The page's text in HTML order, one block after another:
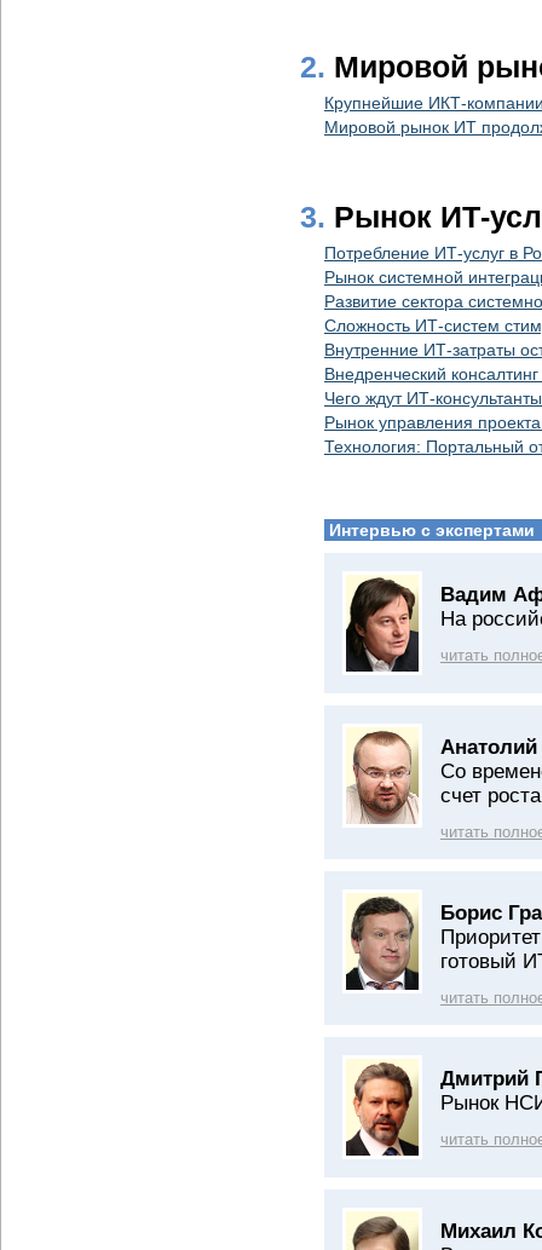
2. Мировой
Крупнейшие ИКТ-
Мировой рынок ИТ
3. Рынок ИТ-
Потребление ИТ-услуг в
Рынок системной
Развитие сектора
Сложность ИТ-систем
Внутренние ИТ-затраты
Внедренческий
Чего ждут ИТ-
Рынок управления
Технология: Портальный
Интервью с экспертами
Вадим
На
читать
Со
счет
читать
Борис
готовый
читать
Дмитрий
Рынок
читать
Михаил